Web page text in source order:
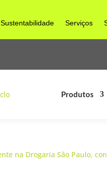
Sustentabilidade Serviços
Produtos